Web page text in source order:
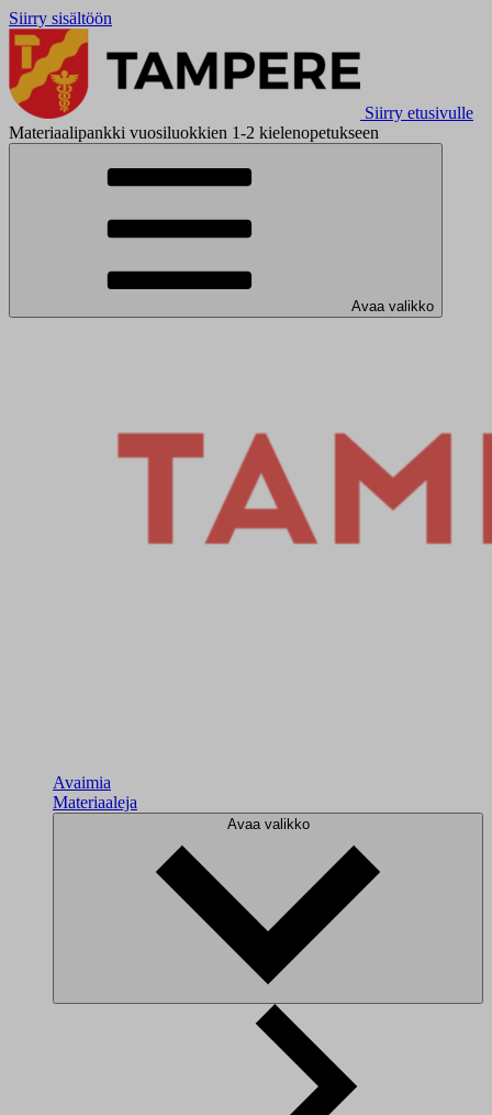
Siirry sisältöön
Siirry etusivulle
Materiaalipankki vuosiluokkien 1-2 kielenopetukseen
Avaa valikko
Avaimia
Materiaaleja
Avaa valikko